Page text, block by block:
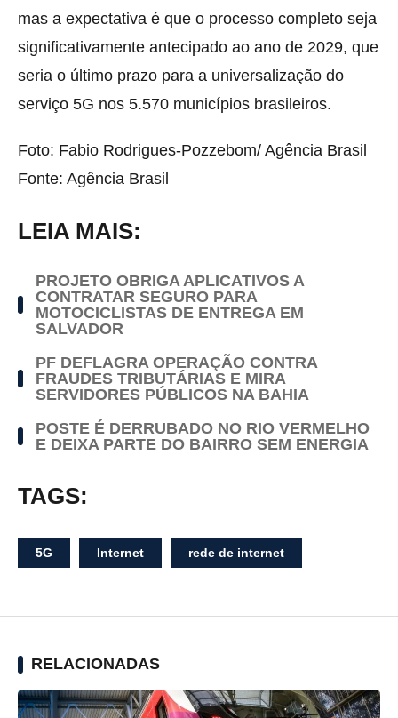
mas a expectativa é que o processo completo seja
significativamente antecipado ao ano de 2029, que
seria o último prazo para a universalização do
serviço 5G nos 5.570 municípios brasileiros.
Foto: Fabio Rodrigues-Pozzebom/ Agência Brasil
Fonte: Agência Brasil
LEIA MAIS:
PROJETO OBRIGA APLICATIVOS A
CONTRATAR SEGURO PARA
MOTOCICLISTAS DE ENTREGA EM
SALVADOR
PF DEFLAGRA OPERAÇÃO CONTRA
FRAUDES TRIBUTÁRIAS E MIRA
SERVIDORES PÚBLICOS NA BAHIA
POSTE É DERRUBADO NO RIO VERMELHO
E DEIXA PARTE DO BAIRRO SEM ENERGIA
TAGS:
5G Internet rede de internet
RELACIONADAS